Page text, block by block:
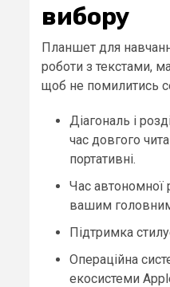
вибору
Планшет для
роботи з текстами,
щоб не помилитись
Діагональ і
час довгого
портативні.
Час автономної
вашим
Підтримка
Операційна
екосистеми